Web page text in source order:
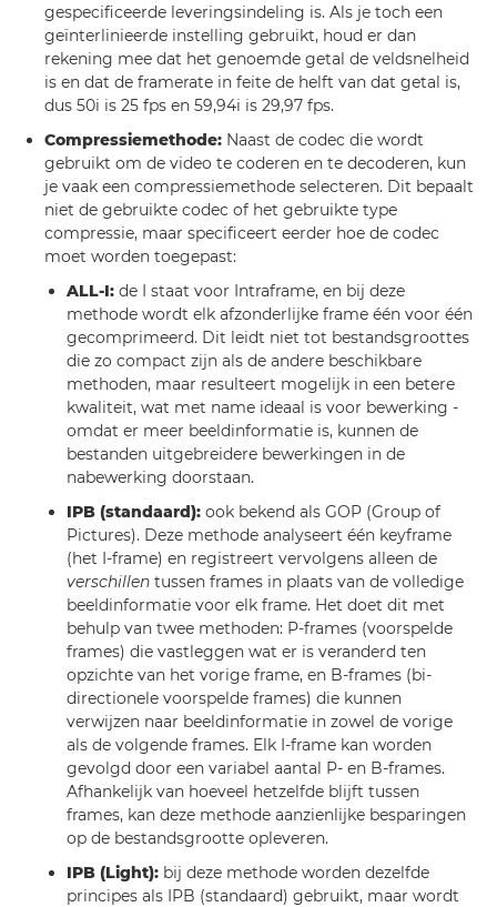
gespecificeerde leveringsindeling is. Als je toch een
geïnterlinieerde instelling gebruikt, houd er dan
rekening mee dat het genoemde getal de veldsnelheid
is en dat de framerate in feite de helft van dat getal is,
dus 50i is 25 fps en 59,94i is 29,97 fps.
Compressiemethode: Naast de codec die wordt
gebruikt om de video te coderen en te decoderen, kun
je vaak een compressiemethode selecteren. Dit bepaalt
niet de gebruikte codec of het gebruikte type
compressie, maar specificeert eerder hoe de codec
moet worden toegepast:
ALL-I: de I staat voor Intraframe, en bij deze
methode wordt elk afzonderlijke frame één voor één
gecomprimeerd. Dit leidt niet tot bestandsgroottes
die zo compact zijn als de andere beschikbare
methoden, maar resulteert mogelijk in een betere
kwaliteit, wat met name ideaal is voor bewerking -
omdat er meer beeldinformatie is, kunnen de
bestanden uitgebreidere bewerkingen in de
nabewerking doorstaan.
IPB (standaard): ook bekend als GOP (Group of
Pictures). Deze methode analyseert één keyframe
(het I-frame) en registreert vervolgens alleen de
verschillen tussen frames in plaats van de volledige
beeldinformatie voor elk frame. Het doet dit met
behulp van twee methoden: P-frames (voorspelde
frames) die vastleggen wat er is veranderd ten
opzichte van het vorige frame, en B-frames (bi-
directionele voorspelde frames) die kunnen
verwijzen naar beeldinformatie in zowel de vorige
als de volgende frames. Elk I-frame kan worden
gevolgd door een variabel aantal P- en B-frames.
Afhankelijk van hoeveel hetzelfde blijft tussen
frames, kan deze methode aanzienlijke besparingen
op de bestandsgrootte opleveren.
IPB (Light): bij deze methode worden dezelfde
principes als IPB (standaard) gebruikt, maar wordt